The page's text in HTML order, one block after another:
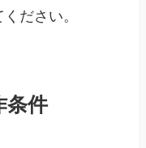
ださい。
条件